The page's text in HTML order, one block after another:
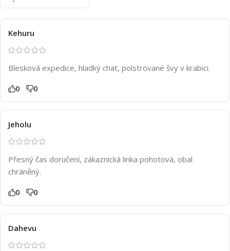
Kehuru
Blesková expedice, hladký chat, polstrované švy v krabici.
0 0
Jeholu
Přesný čas doručení, zákaznická linka pohotová, obal
chráněný.
0 0
Dahevu